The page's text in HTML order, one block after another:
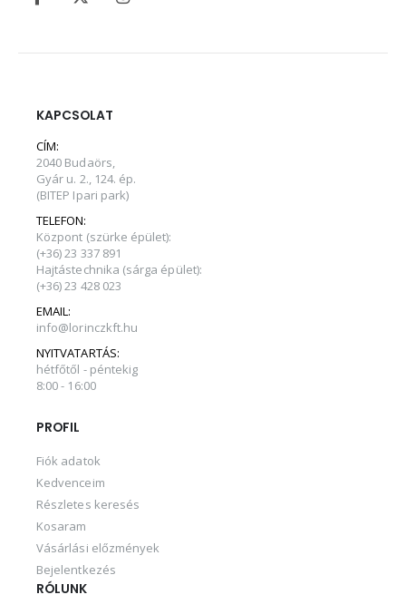
KAPCSOLAT
CÍM:
2040 Budaörs,
Gyár u. 2., 124. ép.
(BITEP Ipari park)
TELEFON:
Központ (szürke épület):
(+36) 23 337 891
Hajtástechnika (sárga épület):
(+36) 23 428 023
EMAIL:
info@lorinczkft.hu
NYITVATARTÁS:
hétfőtől - péntekig
8:00 - 16:00
PROFIL
Fiók adatok
Kedvenceim
Részletes keresés
Kosaram
Vásárlási előzmények
Bejelentkezés
RÓLUNK